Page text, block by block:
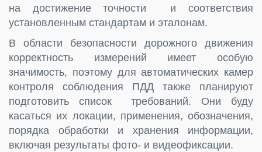
на достижение точности и соответствия
установленным стандартам и эталонам.
В области безопасности дорожного движения
корректность измерений имеет особую
значимость, поэтому для автоматических камер
контроля соблюдения ПДД также планируют
подготовить список требований. Они буду
касаться их локации, применения, обозначения,
порядка обработки и хранения информации,
включая результаты фото- и видеофиксации.